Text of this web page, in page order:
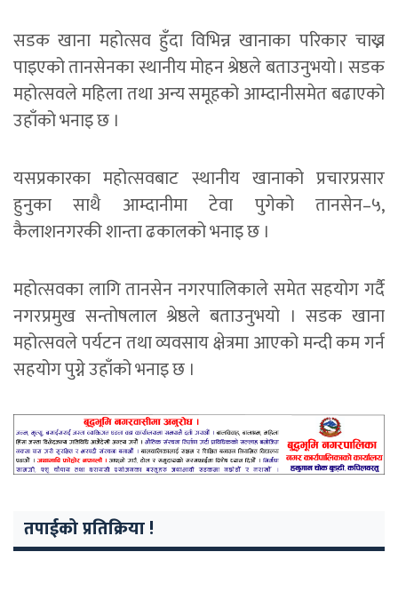
सडक खाना महोत्सव हुँदा विभिन्न खानाका परिकार चाख्न
पाइएको तानसेनका स्थानीय मोहन श्रेष्ठले बताउनुभयो । सडक
महोत्सवले महिला तथा अन्य समूहको आम्दानीसमेत बढाएको
उहाँको भनाइ छ ।
यसप्रकारका महोत्सवबाट स्थानीय खानाको प्रचारप्रसार
हुनुका साथै आम्दानीमा टेवा पुगेको तानसेन–५,
कैलाशनगरकी शान्ता ढकालको भनाइ छ ।
महोत्सवका लागि तानसेन नगरपालिकाले समेत सहयोग गर्दै
नगरप्रमुख सन्तोषलाल श्रेष्ठले बताउनुभयो । सडक खाना
महोत्सवले पर्यटन तथा व्यवसाय क्षेत्रमा आएको मन्दी कम गर्न
सहयोग पुग्ने उहाँको भनाइ छ ।
तपाईको प्रतिक्रिया !